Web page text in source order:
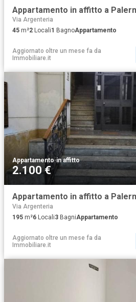
Appartamento in affitto a
Via Argenteria
45 m²2 Locali1 BagnoAppartamento
Aggiornato oltre un mese fa da
Immobiliare.it
Appartamento·in affitto
2.100 €
Appartamento in affitto a
Via Argenteria
195 m²6 Locali3 BagniAppartamento
Aggiornato oltre un mese fa da
Immobiliare.it